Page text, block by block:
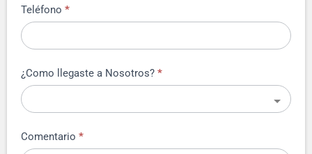
Teléfono *
¿Como llegaste a Nosotros? *
Comentario *